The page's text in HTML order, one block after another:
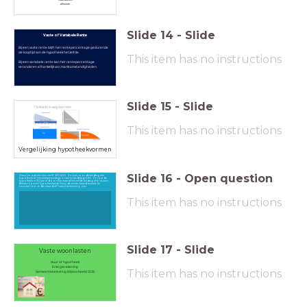
aflossen
Vaste of Variabele Rente
Bij een vaste rente blijft het rentepercentage gedurende
de looptijd van de hypotheek hetzelfde.
Bij een variabele rente kan het rentepercentage
veranderen afhankelijk van marktomstandigheden.
Slide 14 - Slide
This item has no instructions
Vergelijking hypotheekvormen
Slide 15 - Slide
This item has no instructions
Daisy koopt een huis van € 320.400. Ze sluit voor dit bedrag een
hypotheek af. Het rentepercentage is vast en bedraagt 2,5%. Ze lost de
hypotheek in 30 jaar af door elke maand hetzelfde bedrag af te lossen.
Bereken hoeveel hypotheekrente Daisy de eerste maand betaalt. En
hoeveel lost ze die maand af? Laat je berekening zien.
Slide 16 - Open question
This item has no instructions
Vaste woonlasten
Huur of hypotheek
Energierekening
Gemeentebelasting (bijvoorbeeld OZB)
Slide 17 - Slide
This item has no instructions